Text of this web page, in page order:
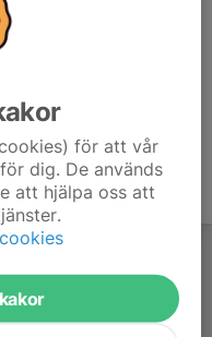
för att vår
dig. De används
att hjälpa oss att